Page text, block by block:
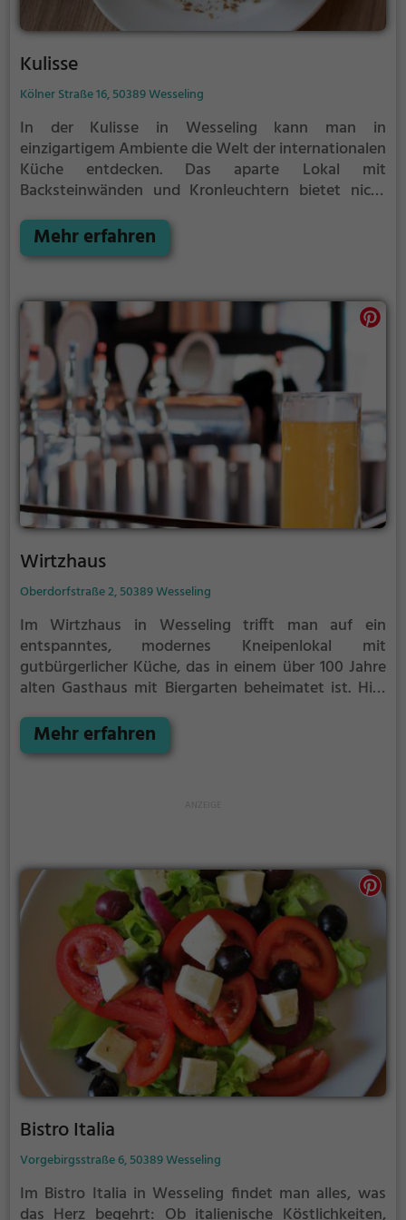
Kulisse
Kölner Straße 16, 50389 Wesseling
In der Kulisse in Wesseling kann man in
einzigartigem Ambiente die Welt der internationalen
Küche entdecken. Das aparte Lokal mit
Backsteinwänden und Kronleuchtern bietet nicht
der Terrasse aus, sondern auch eine vielfältige
Auswahl an Getränken und Speisen. Ob man Lust
ausgiebiges Frühstück oder einen ausgelassenen
Brunch hat, hier wird man garantiert fündig. Auch
die Cocktailauswahl lässt keine Wünsche offen.
Tauche ein in die Kulisse und genieße kulinarische
Vielfalt in entspannter Atmosphäre.
Mehr erfahren
Wirtzhaus
Oberdorfstraße 2, 50389 Wesseling
Im Wirtzhaus in Wesseling trifft man auf ein
entspanntes, modernes Kneipenlokal mit
gutbürgerlicher Küche, das in einem über 100 Jahre
alten Gasthaus mit Biergarten beheimatet ist. Hier
vielfältige Angebot an Getränken und Speisen. Ob
Bier, Wein, Cocktails oder gesunde und vegane
Mehr erfahren
Bistro Italia
Vorgebirgsstraße 6, 50389 Wesseling
Im Bistro Italia in Wesseling findet man alles, was
das Herz begehrt: Ob italienische Köstlichkeiten,